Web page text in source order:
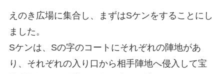
えのき広場に集合し、まずはSケンをすることにし
ました。
Sケンは、Sの字のコートにそれぞれの陣地があ
り、それぞれの入り口から相手陣地へ侵入して宝